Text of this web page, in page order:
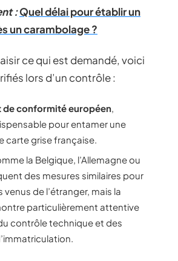
:Quel délai pour établir un
un carambolage ?
ce qui est demandé, voici
lors d’un contrôle :
conformité européen
pour entamer une
carte grise française.
la Belgique, l’Allemagne ou
des mesures similaires pour
venus de l’étranger, mais la
particulièrement attentive
contrôle technique et des